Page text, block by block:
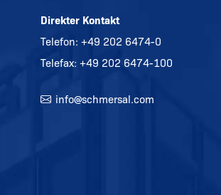
Direkter Kontakt
Telefon: +49 202 6474-0
Telefax: +49 202 6474-100
info@schmersal.com